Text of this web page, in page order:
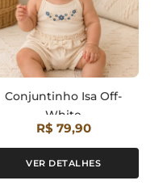
Conjuntinho Isa Off-
White
R$ 79,90
VER DETALHES